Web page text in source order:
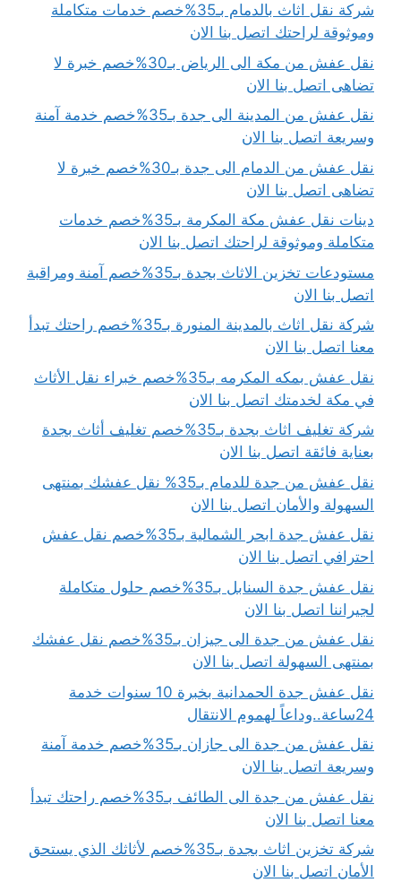
شركة نقل اثاث بالدمام بـ35%خصم خدمات متكاملة
وموثوقة لراحتك اتصل بنا الان
نقل عفش من مكة الى الرياض بـ30%خصم خبرة لا
تضاهى اتصل بنا الان
نقل عفش من المدينة الى جدة بـ35%خصم خدمة آمنة
وسريعة اتصل بنا الان
نقل عفش من الدمام الى جدة بـ30%خصم خبرة لا
تضاهى اتصل بنا الان
دينات نقل عفش مكة المكرمة بـ35%خصم خدمات
متكاملة وموثوقة لراحتك اتصل بنا الان
مستودعات تخزين الاثاث بجدة بـ35%خصم آمنة ومراقبة
اتصل بنا الان
شركة نقل اثاث بالمدينة المنورة بـ35%خصم راحتك تبدأ
معنا اتصل بنا الان
نقل عفش بمكه المكرمه بـ35%خصم خبراء نقل الأثاث
في مكة لخدمتك اتصل بنا الان
شركة تغليف اثاث بجدة بـ35%خصم تغليف أثاث بجدة
بعناية فائقة اتصل بنا الان
نقل عفش من جدة للدمام بـ35% نقل عفشك بمنتهى
السهولة والأمان اتصل بنا الان
نقل عفش جدة ابحر الشمالية بـ35%خصم نقل عفش
احترافي اتصل بنا الان
نقل عفش جدة السنابل بـ35%خصم حلول متكاملة
لجيراننا اتصل بنا الان
نقل عفش من جدة الى جيزان بـ35%خصم نقل عفشك
بمنتهى السهولة اتصل بنا الان
نقل عفش جدة الحمدانية بخبرة 10 سنوات خدمة
24ساعة..وداعاً لهموم الانتقال
نقل عفش من جدة الى جازان بـ35%خصم خدمة آمنة
وسريعة اتصل بنا الان
نقل عفش من جدة الى الطائف بـ35%خصم راحتك تبدأ
معنا اتصل بنا الان
شركة تخزين اثاث بجدة بـ35%خصم لأثاثك الذي يستحق
الأمان اتصل بنا الان